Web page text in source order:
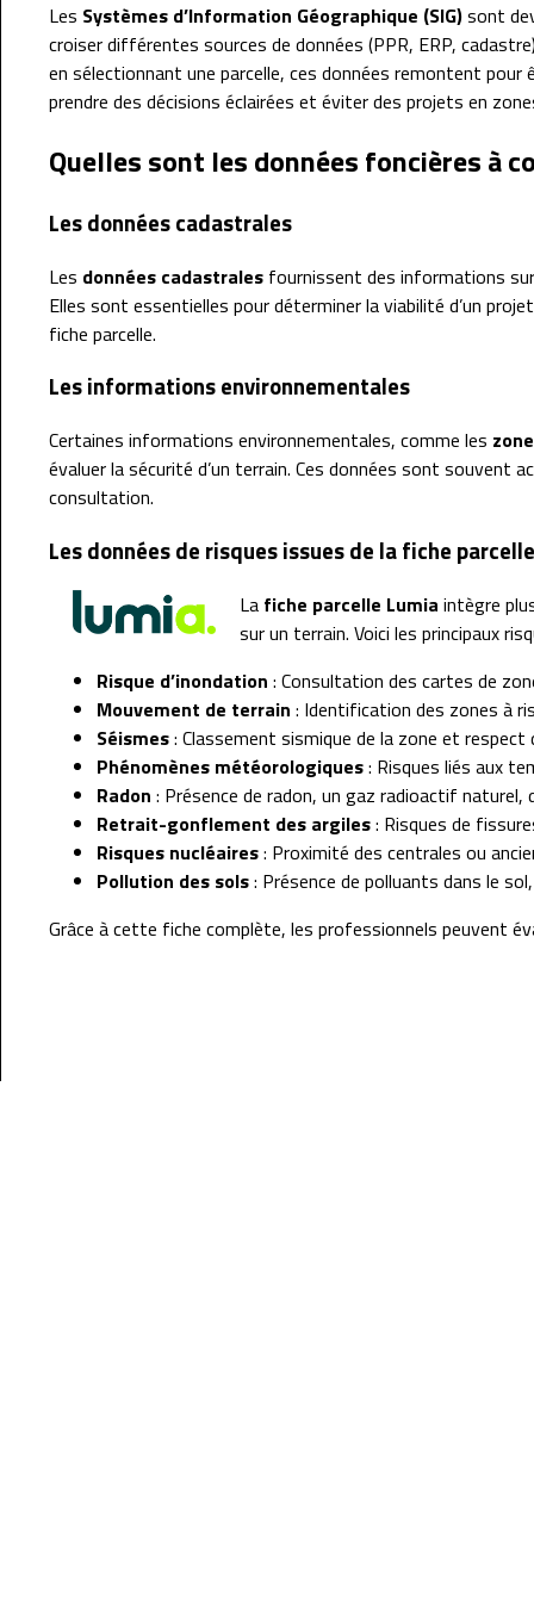
Les Systèmes d’Information Géographique (SIG)sont
croiser différentes sources de données (PPR, ERP,
en sélectionnant une parcelle, ces données remontent
prendre des décisions éclairées et éviter des projets en
Quelles sont les données foncières à
Les données cadastrales
Les données cadastrales fournissent des informations
Elles sont essentielles pour déterminer la viabilité d’un
fiche parcelle.
Les informations environnementales
Certaines informations environnementales, comme les
évaluer la sécurité d’un terrain. Ces données sont souvent
consultation.
Les données de risques issues de la fiche
La fiche parcelle Lumia intègre
sur un terrain. Voici les principaux
Risque d’inondation : Consultation des cartes de
Mouvement de terrain : Identification des zones à
Séismes: Classement sismique de la zone et
Phénomènes météorologiques: Risques liés aux
Radon : Présence de radon, un gaz radioactif naturel,
Retrait-gonflement des argiles: Risques de
Risques nucléaires: Proximité des centrales ou
Pollution des sols: Présence de polluants dans le
Grâce à cette fiche complète, les professionnels peuvent